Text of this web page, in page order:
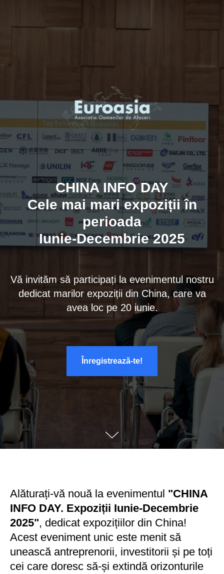
CHINA INFO DAY
Cele mai mari expoziții în
perioada
Iunie-Decembrie 2025
Vă invităm să participați la evenimentul nostru
dedicat marilor expoziții din China, care va
avea loc pe 20 iunie.
Înregistrează-te!
Alăturați-vă nouă la evenimentul "CHINA
INFO DAY. Expoziții Iunie-Decembrie
2025", dedicat expozițiilor din China!
Acest eveniment unic este menit să
unească antreprenorii, investitorii și pe toți
cei care doresc să-și extindă orizonturile